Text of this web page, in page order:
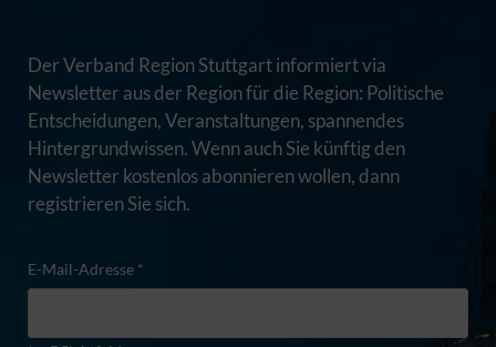
Der Verband Region Stuttgart informiert via
Newsletter aus der Region für die Region: Politische
Entscheidungen, Veranstaltungen, spannendes
Hintergrundwissen. Wenn auch Sie künftig den
Newsletter kostenlos abonnieren wollen, dann
registrieren Sie sich.
E-Mail-Adresse *